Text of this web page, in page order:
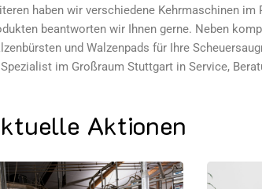
haben wir verschiedene Kehrmaschinen
beantworten wir Ihnen gerne. Neben
und Walzenpads für Ihre
Spezialist im Großraum Stuttgart in Service,
Aktionen